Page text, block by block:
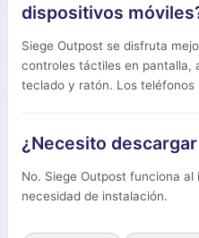
dispositivos
Siege Outpost se disfruta
controles táctiles en pantalla,
teclado y ratón. Los teléfonos
¿Necesito
No. Siege Outpost funciona
necesidad de instalación.